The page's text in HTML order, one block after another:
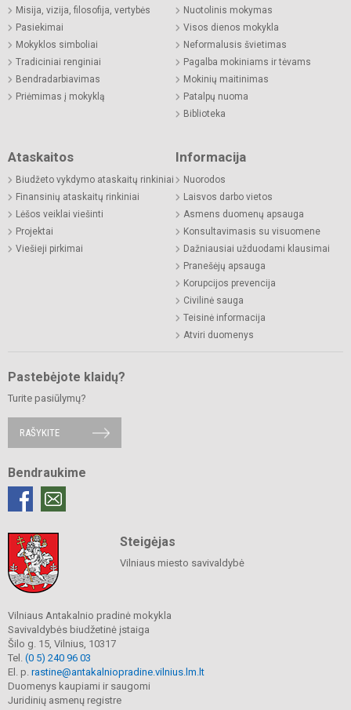
Misija, vizija, filosofija, vertybės
Pasiekimai
Mokyklos simboliai
Tradiciniai renginiai
Bendradarbiavimas
Priėmimas į mokyklą
Nuotolinis mokymas
Visos dienos mokykla
Neformalusis švietimas
Pagalba mokiniams ir tėvams
Mokinių maitinimas
Patalpų nuoma
Biblioteka
Ataskaitos
Biudžeto vykdymo ataskaitų rinkiniai
Finansinių ataskaitų rinkiniai
Lėšos veiklai viešinti
Projektai
Viešieji pirkimai
Informacija
Nuorodos
Laisvos darbo vietos
Asmens duomenų apsauga
Konsultavimasis su visuomene
Dažniausiai užduodami klausimai
Pranešėjų apsauga
Korupcijos prevencija
Civilinė sauga
Teisinė informacija
Atviri duomenys
Pastebėjote klaidų?
Turite pasiūlymų?
RAŠYKITE
Bendraukime
Steigėjas
Vilniaus miesto savivaldybė
Vilniaus Antakalnio pradinė mokykla
Savivaldybės biudžetinė įstaiga
Šilo g. 15, Vilnius, 10317
Tel. (0 5) 240 96 03
El. p. rastine@antakalniopradine.vilnius.lm.lt
Duomenys kaupiami ir saugomi
Juridinių asmenų registre